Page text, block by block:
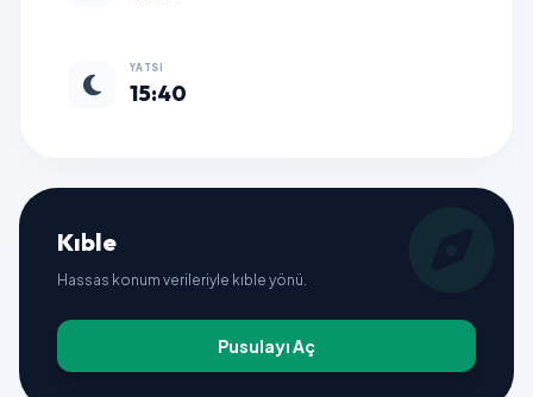
YATSI
15:40
Kıble
Hassas konum verileriyle kıble yönü.
Pusulayı Aç